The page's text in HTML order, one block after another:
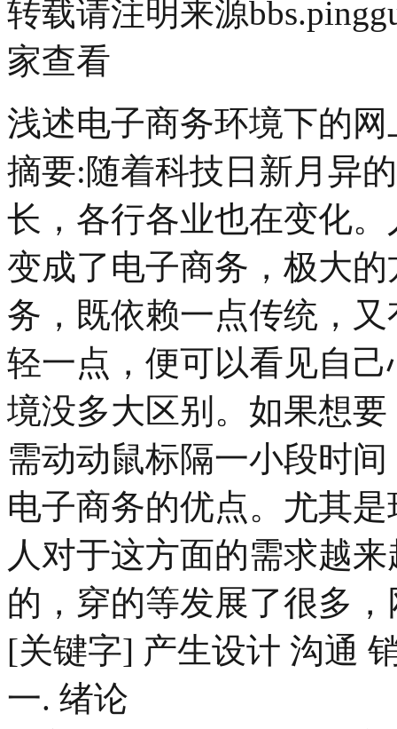
转载请注明来源
家查看
浅述电子商务环境下的网
摘要:随着科技日新月异
长，各行各业也在变化
变成了电子商务，极大
务，既依赖一点传统，
轻一点，便可以看见自
境没多大区别。如果想
需动动鼠标隔一小段时
电子商务的优点。尤其
人对于这方面的需求越
的，穿的等发展了很多
[关键字] 产生设计 沟通
一. 绪论